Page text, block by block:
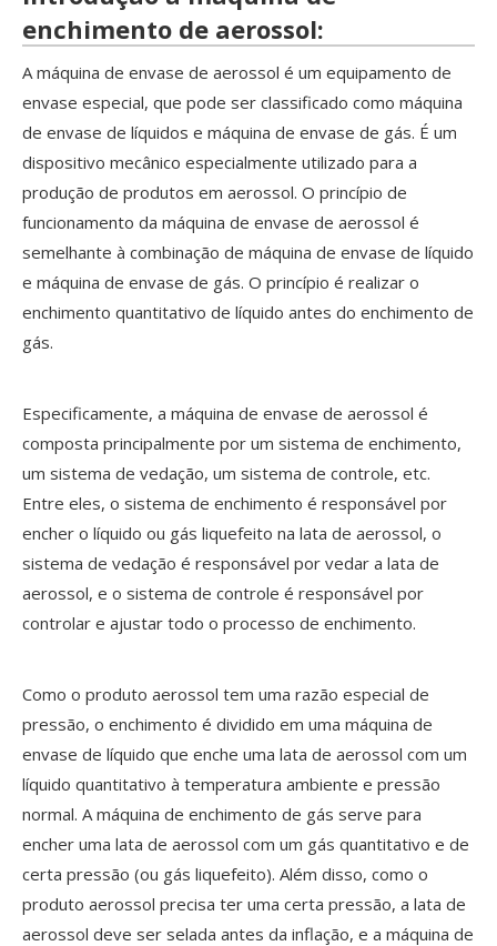
enchimento de aerossol:
A máquina de envase de aerossol é um equipamento de
envase especial, que pode ser classificado como máquina
de envase de líquidos e máquina de envase de gás. É um
dispositivo mecânico especialmente utilizado para a
produção de produtos em aerossol. O princípio de
funcionamento da máquina de envase de aerossol é
semelhante à combinação de máquina de envase de líquido
e máquina de envase de gás. O princípio é realizar o
enchimento quantitativo de líquido antes do enchimento de
gás.
Especificamente, a máquina de envase de aerossol é
composta principalmente por um sistema de enchimento,
um sistema de vedação, um sistema de controle, etc.
Entre eles, o sistema de enchimento é responsável por
encher o líquido ou gás liquefeito na lata de aerossol, o
sistema de vedação é responsável por vedar a lata de
aerossol, e o sistema de controle é responsável por
controlar e ajustar todo o processo de enchimento.
Como o produto aerossol tem uma razão especial de
pressão, o enchimento é dividido em uma máquina de
envase de líquido que enche uma lata de aerossol com um
líquido quantitativo à temperatura ambiente e pressão
normal. A máquina de enchimento de gás serve para
encher uma lata de aerossol com um gás quantitativo e de
certa pressão (ou gás liquefeito). Além disso, como o
produto aerossol precisa ter uma certa pressão, a lata de
aerossol deve ser selada antes da inflação, e a máquina de